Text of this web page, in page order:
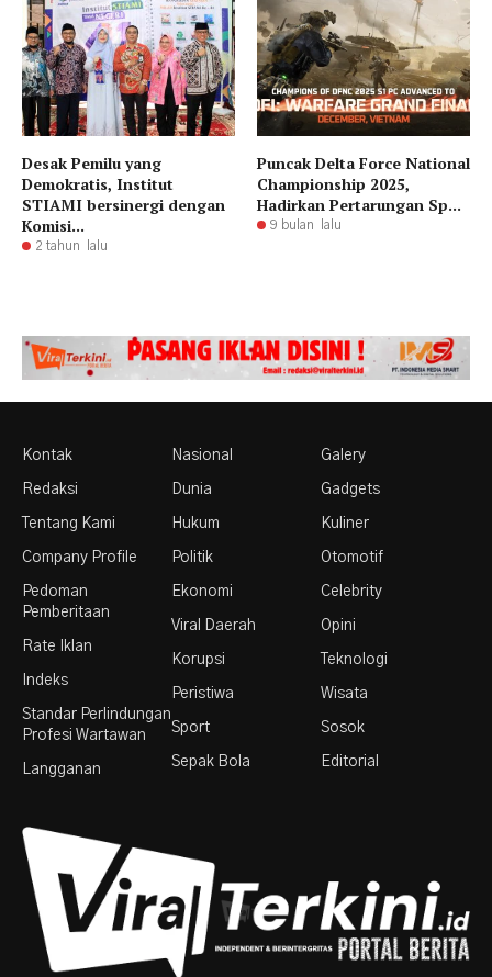
Desak Pemilu yang
Demokratis, Institut
STIAMI bersinergi dengan
Komisi...
2 tahun lalu
Puncak Delta Force National
Championship 2025,
Hadirkan Pertarungan Sp...
9 bulan lalu
Kontak
Redaksi
Tentang Kami
Company Profile
Pedoman
Pemberitaan
Rate Iklan
Indeks
Standar Perlindungan
Profesi Wartawan
Langganan
Nasional
Dunia
Hukum
Politik
Ekonomi
Viral Daerah
Korupsi
Peristiwa
Sport
Sepak Bola
Galery
Gadgets
Kuliner
Otomotif
Celebrity
Opini
Teknologi
Wisata
Sosok
Editorial